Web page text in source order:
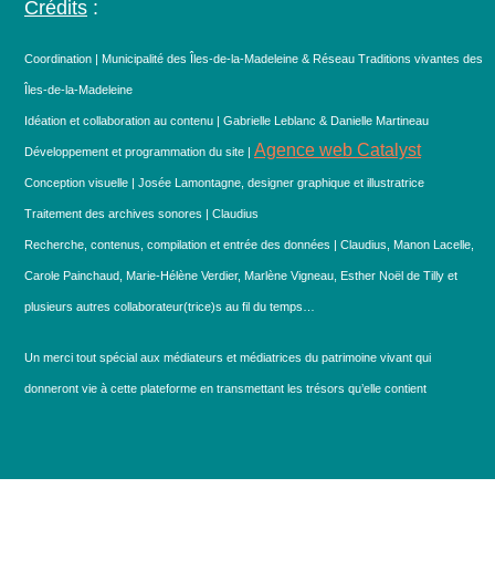
Crédits :
Coordination | Municipalité des Îles-de-la-Madeleine & Réseau Traditions vivantes des
Îles-de-la-Madeleine
Idéation et collaboration au contenu | Gabrielle Leblanc & Danielle Martineau
Développement et programmation du site | Agence web Catalyst
Conception visuelle | Josée Lamontagne, designer graphique et illustratrice
Traitement des archives sonores | Claudius
Recherche, contenus, compilation et entrée des données | Claudius, Manon Lacelle,
Carole Painchaud, Marie-Hélène Verdier, Marlène Vigneau, Esther Noël de Tilly et
plusieurs autres collaborateur(trice)s au fil du temps…
Un merci tout spécial aux médiateurs et médiatrices du patrimoine vivant qui
donneront vie à cette plateforme en transmettant les trésors qu’elle contient